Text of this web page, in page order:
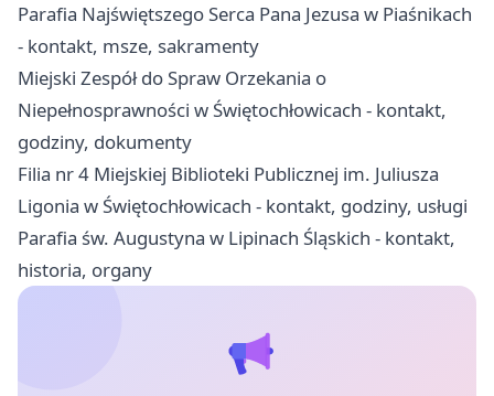
Parafia Najświętszego Serca Pana Jezusa w Piaśnikach
- kontakt, msze, sakramenty
Miejski Zespół do Spraw Orzekania o
Niepełnosprawności w Świętochłowicach - kontakt,
godziny, dokumenty
Filia nr 4 Miejskiej Biblioteki Publicznej im. Juliusza
Ligonia w Świętochłowicach - kontakt, godziny, usługi
Parafia św. Augustyna w Lipinach Śląskich - kontakt,
historia, organy